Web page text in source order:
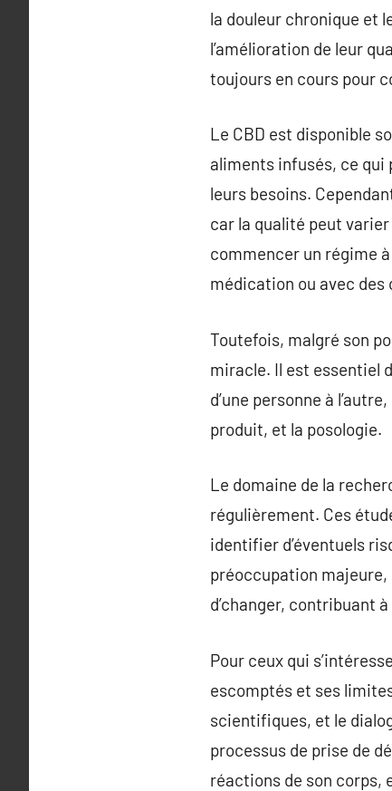
la douleur chronique et
l’amélioration de leur
toujours en cours pour
Le CBD est disponible
aliments infusés, ce qui
leurs besoins.
car la qualité peut
commencer un régime
médication ou avec
Toutefois, malgré son
miracle. Il est essentiel
d’une personne à
produit, et la posologie.
Le domaine de la
régulièrement. Ces
identifier d’éventuels
préoccupation majeure,
d’changer, contribuant
Pour ceux qui
escomptés et ses
scientifiques, et le
processus de prise de
réactions de son corps,